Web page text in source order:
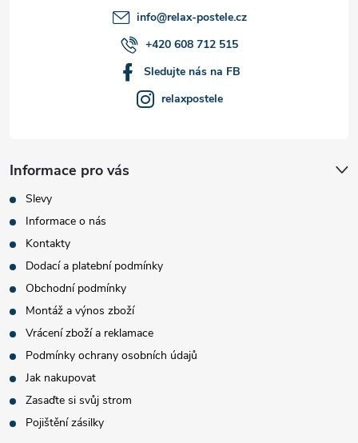
info@relax-postele.cz
+420 608 712 515
Sledujte nás na FB
relaxpostele
Informace pro vás
Slevy
Informace o nás
Kontakty
Dodací a platební podmínky
Obchodní podmínky
Montáž a výnos zboží
Vrácení zboží a reklamace
Podmínky ochrany osobních údajů
Jak nakupovat
Zasaďte si svůj strom
Pojištění zásilky